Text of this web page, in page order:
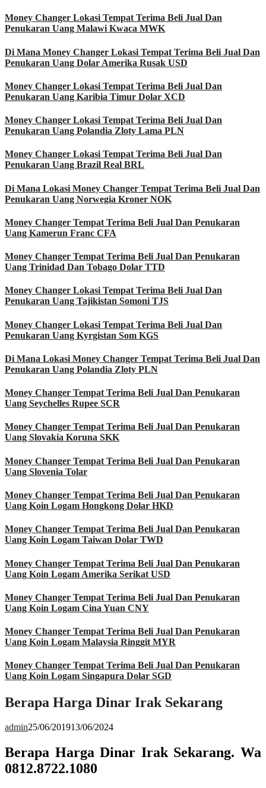
Money Changer Lokasi Tempat Terima Beli Jual Dan
Penukaran Uang Malawi Kwaca MWK
Di Mana Money Changer Lokasi Tempat Terima Beli Jual Dan
Penukaran Uang Dolar Amerika Rusak USD
Money Changer Lokasi Tempat Terima Beli Jual Dan
Penukaran Uang Karibia Timur Dolar XCD
Money Changer Lokasi Tempat Terima Beli Jual Dan
Penukaran Uang Polandia Zloty Lama PLN
Money Changer Lokasi Tempat Terima Beli Jual Dan
Penukaran Uang Brazil Real BRL
Di Mana Lokasi Money Changer Tempat Terima Beli Jual Dan
Penukaran Uang Norwegia Kroner NOK
Money Changer Tempat Terima Beli Jual Dan Penukaran
Uang Kamerun Franc CFA
Money Changer Tempat Terima Beli Jual Dan Penukaran
Uang Trinidad Dan Tobago Dolar TTD
Money Changer Lokasi Tempat Terima Beli Jual Dan
Penukaran Uang Tajikistan Somoni TJS
Money Changer Lokasi Tempat Terima Beli Jual Dan
Penukaran Uang Kyrgistan Som KGS
Di Mana Lokasi Money Changer Tempat Terima Beli Jual Dan
Penukaran Uang Polandia Zloty PLN
Money Changer Tempat Terima Beli Jual Dan Penukaran
Uang Seychelles Rupee SCR
Money Changer Tempat Terima Beli Jual Dan Penukaran
Uang Slovakia Koruna SKK
Money Changer Tempat Terima Beli Jual Dan Penukaran
Uang Slovenia Tolar
Money Changer Tempat Terima Beli Jual Dan Penukaran
Uang Koin Logam Hongkong Dolar HKD
Money Changer Tempat Terima Beli Jual Dan Penukaran
Uang Koin Logam Taiwan Dolar TWD
Money Changer Tempat Terima Beli Jual Dan Penukaran
Uang Koin Logam Amerika Serikat USD
Money Changer Tempat Terima Beli Jual Dan Penukaran
Uang Koin Logam Cina Yuan CNY
Money Changer Tempat Terima Beli Jual Dan Penukaran
Uang Koin Logam Malaysia Ringgit MYR
Money Changer Tempat Terima Beli Jual Dan Penukaran
Uang Koin Logam Singapura Dolar SGD
Berapa Harga Dinar Irak Sekarang
admin25/06/201913/06/2024
Berapa Harga Dinar Irak Sekarang. Wa
0812.8722.1080